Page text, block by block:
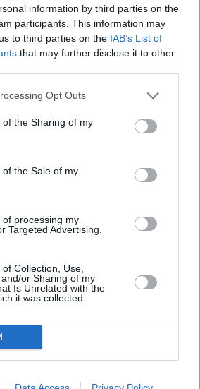
information by third parties on the
participants. This information may
to third parties on the IAB’s List of
that may further disclose it to other
Opt Outs
the Sharing of my
the Sale of my
processing my
Targeted Advertising.
Collection, Use,
or Sharing of my
Is Unrelated with the
it was collected.
de entrenador durante la
una reacción inmediata. El
hasta el final.
mismo desenlace.
más importante: construir
Porque antes de fichar
hablar de presupuestos o de
que marca el camino de
entrenador.
dos maneras distintas de
las dos ganadoras.
bonito o competir al límite.
una idea clara, un modelo